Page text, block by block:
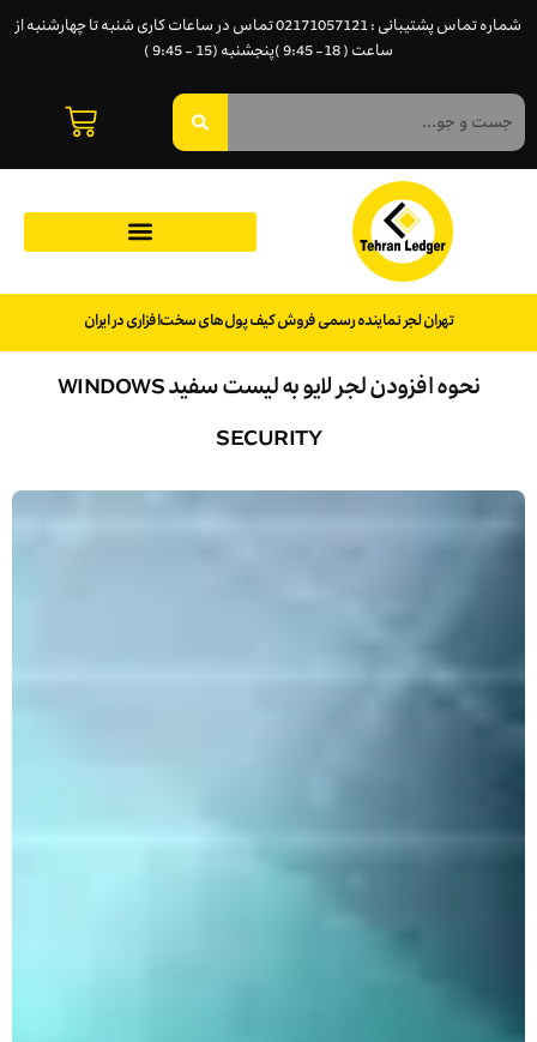
شماره تماس پشتیبانی : 02171057121 تماس در ساعات کاری شنبه تا چهارشنبه از
ساعت ( 18- 9:45 )پنجشنبه (15 - 9:45 )
تهران لجر نماینده رسمی فروش کیف پول‌های سخت‌افزاری در ایران
نحوه افزودن لجر لایو به لیست سفید WINDOWS
SECURITY